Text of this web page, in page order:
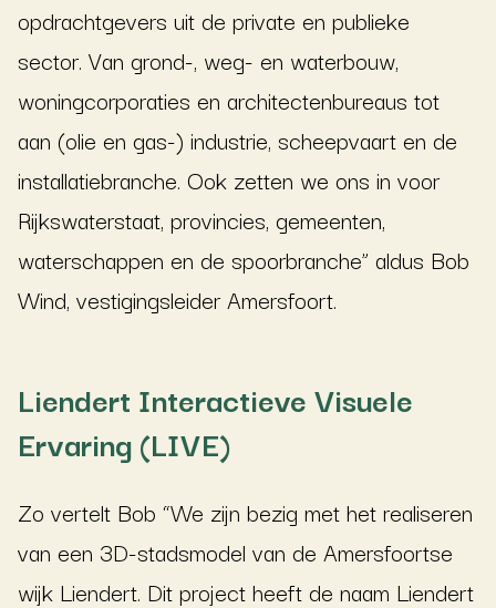
opdrachtgevers uit de private en publieke
sector. Van grond-, weg- en waterbouw,
woningcorporaties en architectenbureaus tot
aan (olie en gas-) industrie, scheepvaart en de
installatiebranche. Ook zetten we ons in voor
Rijkswaterstaat, provincies, gemeenten,
waterschappen en de spoorbranche” aldus Bob
Wind, vestigingsleider Amersfoort.
Liendert Interactieve Visuele
Ervaring (LIVE)
Zo vertelt Bob “We zijn bezig met het realiseren
van een 3D-stadsmodel van de Amersfoortse
wijk Liendert. Dit project heeft de naam Liendert